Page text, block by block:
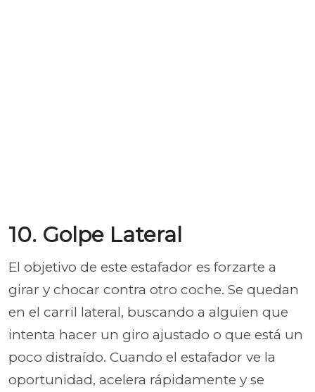
10. Golpe Lateral
El objetivo de este estafador es forzarte a
girar y chocar contra otro coche. Se quedan
en el carril lateral, buscando a alguien que
intenta hacer un giro ajustado o que está un
poco distraído. Cuando el estafador ve la
oportunidad, acelera rápidamente y se